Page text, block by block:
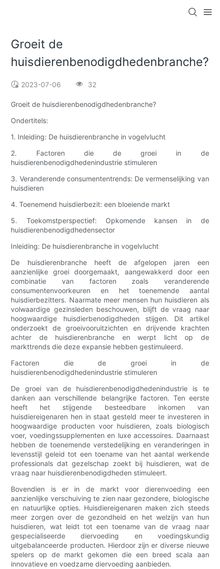
Groeit de
huisdierenbenodigdhedenbranche?
2023-07-06 32
Groeit de huisdierenbenodigdhedenbranche?
Ondertitels:
1. Inleiding: De huisdierenbranche in vogelvlucht
2. Factoren die de groei in de
huisdierenbenodigdhedenindustrie stimuleren
3. Veranderende consumententrends: De vermenselijking van
huisdieren
4. Toenemend huisdierbezit: een bloeiende markt
5. Toekomstperspectief: Opkomende kansen in de
huisdierenbenodigdhedensector
Inleiding: De huisdierenbranche in vogelvlucht
De huisdierenbranche heeft de afgelopen jaren een
aanzienlijke groei doorgemaakt, aangewakkerd door een
combinatie van factoren zoals veranderende
consumentenvoorkeuren en het toenemende aantal
huisdierbezitters. Naarmate meer mensen hun huisdieren als
volwaardige gezinsleden beschouwen, blijft de vraag naar
hoogwaardige huisdierbenodigdheden stijgen. Dit artikel
onderzoekt de groeivooruitzichten en drijvende krachten
achter de huisdierenbranche en werpt licht op de
markttrends die deze expansie hebben gestimuleerd.
Factoren die de groei in de
huisdierenbenodigdhedenindustrie stimuleren
De groei van de huisdierenbenodigdhedenindustrie is te
danken aan verschillende belangrijke factoren. Ten eerste
heeft het stijgende besteedbare inkomen van
huisdiereigenaren hen in staat gesteld meer te investeren in
hoogwaardige producten voor huisdieren, zoals biologisch
voer, voedingssupplementen en luxe accessoires. Daarnaast
hebben de toenemende verstedelijking en veranderingen in
levensstijl geleid tot een toename van het aantal werkende
professionals dat gezelschap zoekt bij huisdieren, wat de
vraag naar huisdierenbenodigdheden stimuleert.
Bovendien is er in de markt voor dierenvoeding een
aanzienlijke verschuiving te zien naar gezondere, biologische
en natuurlijke opties. Huisdiereigenaren maken zich steeds
meer zorgen over de gezondheid en het welzijn van hun
huisdieren, wat leidt tot een toename van de vraag naar
gespecialiseerde diervoeding en voedingskundig
uitgebalanceerde producten. Hierdoor zijn er diverse nieuwe
spelers op de markt gekomen die een breed scala aan
innovatieve en voedzame diervoeding aanbieden.